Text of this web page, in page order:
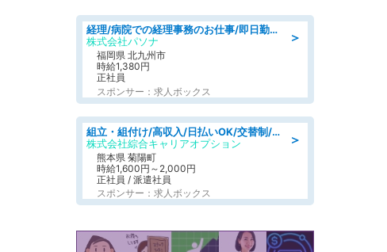
＞
経理/病院での経理事務のお仕事/即日勤務可/車通勤可/経理/一般事務
株式会社パソナ
福岡県 北九州市
時給1,380円
正社員
スポンサー：求人ボックス
＞
組立・組付け/高収入/日払いOK/交替制/20・30・40代活躍中/製造 工場
株式会社綜合キャリアオプション
熊本県 菊陽町
時給1,600円～2,000円
正社員 / 派遣社員
スポンサー：求人ボックス